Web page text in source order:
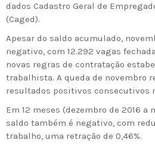
dados Cadastro Geral de
(Caged).
Apesar do saldo acumulado,
negativo, com 12.292 vagas
novas regras de contratação
trabalhista. A queda de novembro
resultados positivos consecutivos
Em 12 meses (dezembro de 2016 a
saldo também é negativo, com
trabalho, uma retração de 0,46%.